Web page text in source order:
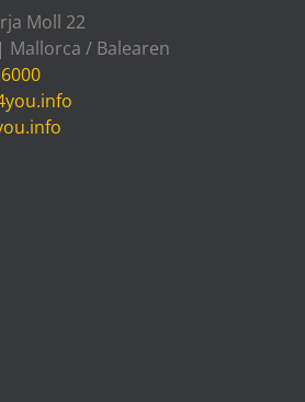
Moll 22
Mallorca / Balearen